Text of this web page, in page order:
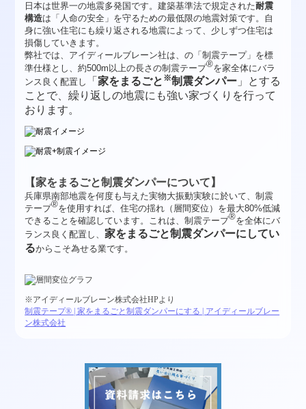
日本は世界一の地震多発国です。建築基準法で規定された耐震
構造は「人命の安全」を守るための最低限の地震対策です。自
身に強い住宅にも繰り返される地震によって、少しずつ住宅は
損傷していきます。
弊社では、アイディールブレーン社は、の「制震テープ」を標
準仕様とし、約500m以上の長さの制震テープ®を家全体にバラ
ンス良く配置し
「家をまるごと ※制震ダンパー 」
とする
ことで、繰り返しの地震にも強い家づくりを行って
おります。
【家をまるごと制震ダンパーについて】
兵庫県南部地震を何度も与えた実物大振動実験に於いて、制震
テープ®を使用すれば、住宅の揺れ（層間変位）を最大80%低減
できることを確認しています。これは、制震テープ®を全体にバ
ランス良く配置し、家をまるごと制震ダンパーにしてい
るからこそ為せる業です。
※アイディールブレーン株式会社HPより
制震テープ® | 家をまるごと制震ダンパーにする | アイディールブレー
ン株式会社